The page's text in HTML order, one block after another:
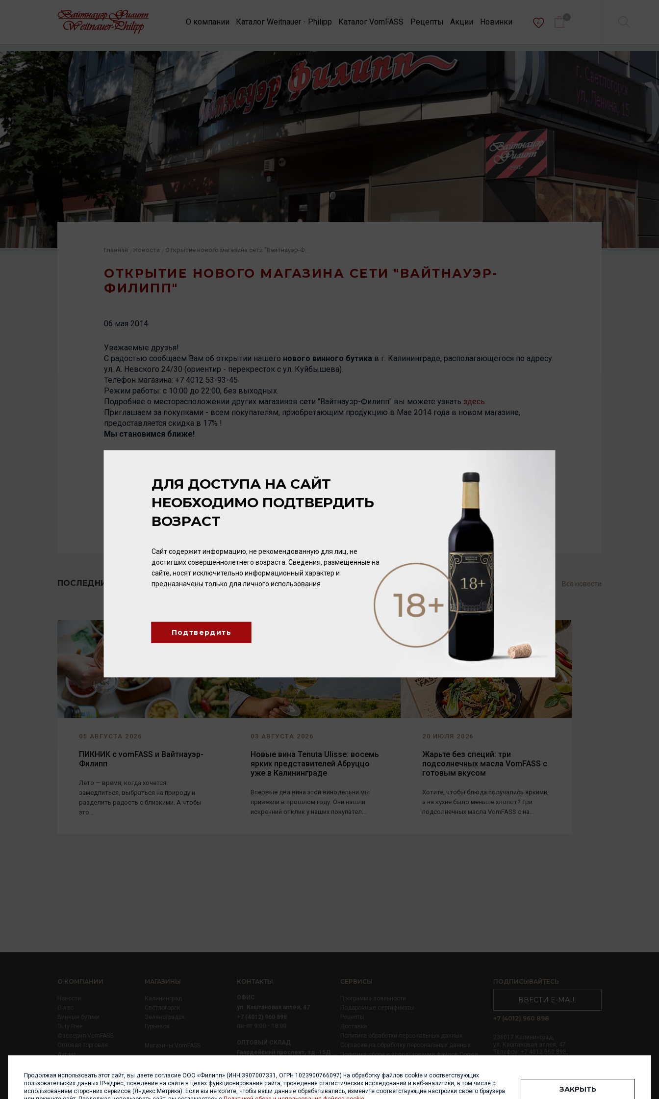
О компании Каталог Weitnauer - Philipp Каталог VomFASS Рецепты Акции Новинки 0
ОТКРЫТИЕ НОВОГО МАГАЗИНА СЕТИ "ВАЙТНАУЭР-
ФИЛИПП"
Главная Новости Открытие нового магазина сети "Вайтнауэр-Филипп"
06 мая 2014
Уважаемые друзья!
С радостью сообщаем Вам об открытии нашего нового винного бутика в г. Калининграде, располагающегося по адресу:
ул. А. Невского 24/30 (ориентир - перекресток с ул. Куйбышева).
Телефон магазина: +7 4012 53-93-45
Режим работы: с 10:00 до 22:00, без выходных.
Подробнее о месторасположении других магазинов сети "Вайтнауэр-Филипп" вы можете узнать здесь
Приглашаем за покупками - всем покупателям, приобретающим продукцию в Мае 2014 года в новом магазине,
предоставляется скидка в 17% !
Мы становимся ближе!
ПОСЛЕДНИЕ НОВОСТИ Все новости
05 АВГУСТА 2026
ПИКНИК с vomFASS и Вайтнауэр-
Филипп
Лето — время, когда хочется
замедлиться, выбраться на природу и
разделить радость с близкими. А чтобы
это...
03 АВГУСТА 2026
Новые вина Tenuta Ulisse: восемь
ярких представителей Абруццо
уже в Калининграде
Впервые два вина этой винодельни мы
привезли в прошлом году. Они нашли
искренний отклик у наших покупател...
20 ИЮЛЯ 2026
Жарьте без специй: три
подсолнечных масла VomFASS с
готовым вкусом
Хотите, чтобы блюда получались яркими,
а на кухне было меньше хлопот? Три
подсолнечных масла VomFASS с на...
О КОМПАНИИ
Новости
О нас
Винные бутики
Duty Free
Фассерия VomFASS
Оптовая торговля
Аутлет
Карьера
Контакты
МАГАЗИНЫ
Калининград
Светлогорск
Зеленоградск
Гурьевск
Магазины VomFASS
КОНТАКТЫ
ОФИС
ул. Каштановая аллея, 47
+7 (4012) 960 898
ОПТОВЫЙ СКЛАД
Гвардейский проспект, зд. 15Д
пн-пт 8:00 - 17:00
СЕРВИСЫ
Программа лояльности
Подарочные сертификаты
Рецепты
Доставка
Политика обработки персональных данных
Согласие на обработку персональных данных
Политика сбора и использования файлов Cookie
ПОДПИСЫВАЙТЕСЬ
ВВЕСТИ E-MAIL
+7 (4012) 960 898
236017 Калининград,
ул. Каштановая аллея, 47
Телефон: +7 4012 960 898,
ДЛЯ ДОСТУПА НА САЙТ
НЕОБХОДИМО ПОДТВЕРДИТЬ
ВОЗРАСТ
Сайт содержит информацию, не рекомендованную для лиц, не
достигших совершеннолетнего возраста. Сведения, размещенные на
сайте, носят исключительно информационный характер и
предназначены только для личного использования.
Подтвердить
Продолжая использовать этот сайт, вы даете согласие ООО «Филипп» (ИНН 3907007331, ОГРН 1023900766097) на обработку файлов cookie и соответствующих
пользовательских данных IP-адрес, поведение на сайте в целях функционирования сайта, проведения статистических исследований и веб-аналитики, в том числе с
использованием сторонних сервисов (Яндекс.Метрика). Если вы не хотите, чтобы ваши данные обрабатывались, измените соответствующие настройки своего браузера
ЗАКРЫТЬ